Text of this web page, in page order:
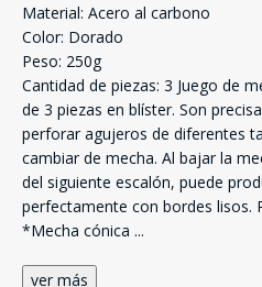
Material: Acero al carbono
Color: Dorado
Peso: 250g
Cantidad de piezas: 3 Juego de
de 3 piezas en blíster. Son
perforar agujeros de diferentes
cambiar de mecha. Al bajar la
del siguiente escalón, puede
perfectamente con bordes lisos.
*Mecha cónica ...
ver más